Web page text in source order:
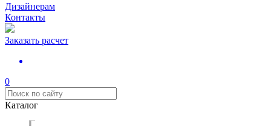
Дизайнерам
Контакты
Заказать расчет
0
Каталог